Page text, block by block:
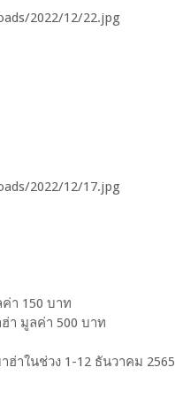
า 150 บาท
า มูลค่า 500 บาท
าในช่วง 1-12 ธันวาคม 2565